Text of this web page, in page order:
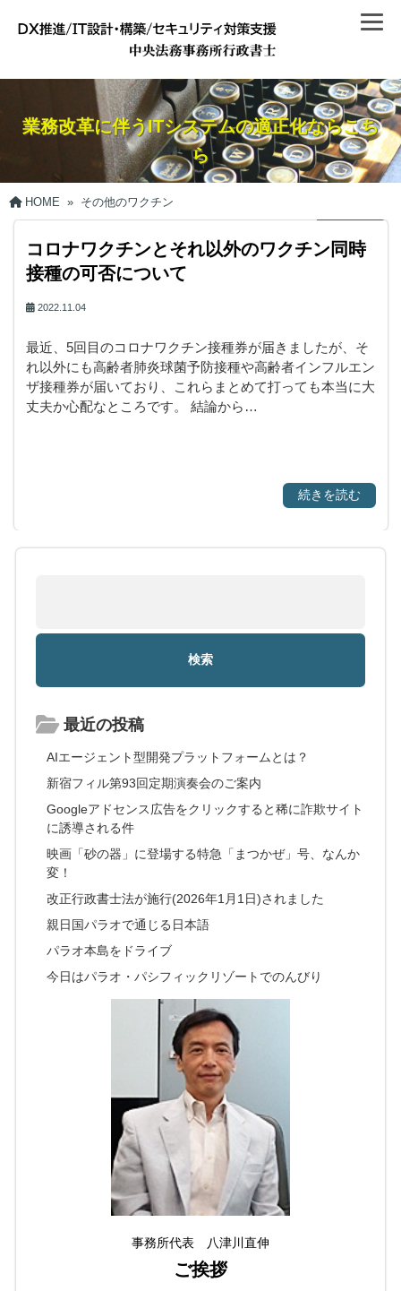
業務改革に伴うITシステムの適正化ならこち
ら
HOME » その他のワクチン
コロナワクチンとそれ以外のワクチン同時
接種の可否について
2022.11.04
最近、5回目のコロナワクチン接種券が届きましたが、そ
れ以外にも高齢者肺炎球菌予防接種や高齢者インフルエン
ザ接種券が届いており、これらまとめて打っても本当に大
丈夫か心配なところです。 結論から…
続きを読む
最近の投稿
AIエージェント型開発プラットフォームとは？
新宿フィル第93回定期演奏会のご案内
Googleアドセンス広告をクリックすると稀に詐欺サイト
に誘導される件
映画「砂の器」に登場する特急「まつかぜ」号、なんか
変！
改正行政書士法が施行(2026年1月1日)されました
親日国パラオで通じる日本語
パラオ本島をドライブ
今日はパラオ・パシフィックリゾートでのんびり
事務所代表 八津川直伸
ご挨拶